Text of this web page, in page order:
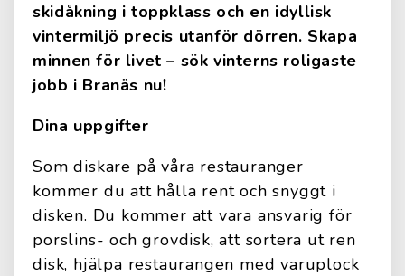
skidåkning i toppklass och en idyllisk
vintermiljö precis utanför dörren. Skapa
minnen för livet – sök vinterns roligaste
jobb i Branäs nu!
Dina uppgifter
Som diskare på våra restauranger
kommer du att hålla rent och snyggt i
disken. Du kommer att vara ansvarig för
porslins- och grovdisk, att sortera ut ren
disk, hjälpa restaurangen med varuplock